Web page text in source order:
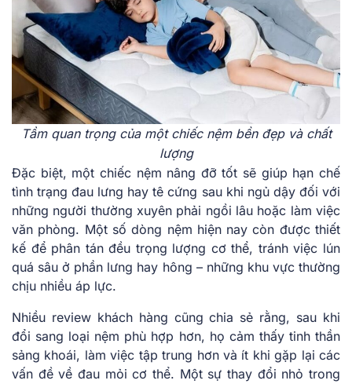
Tầm quan trọng của một chiếc nệm bền đẹp và chất
lượng
Đặc biệt, một chiếc nệm nâng đỡ tốt sẽ giúp hạn chế
tình trạng đau lưng hay tê cứng sau khi ngủ dậy đối với
những người thường xuyên phải ngồi lâu hoặc làm việc
văn phòng. Một số dòng nệm hiện nay còn được thiết
kế để phân tán đều trọng lượng cơ thể, tránh việc lún
quá sâu ở phần lưng hay hông – những khu vực thường
chịu nhiều áp lực.
Nhiều review khách hàng cũng chia sẻ rằng, sau khi
đổi sang loại nệm phù hợp hơn, họ cảm thấy tinh thần
sảng khoái, làm việc tập trung hơn và ít khi gặp lại các
vấn đề về đau mỏi cơ thể. Một sự thay đổi nhỏ trong